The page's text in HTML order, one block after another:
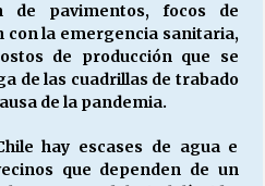
HONORARIOS, DESPIDOS
hoy”.
de pavimentos, focos de
con la emergencia sanitaria,
de producción que se
de las cuadrillas de trabado
de la pandemia.
hay escases de agua e
que dependen de un